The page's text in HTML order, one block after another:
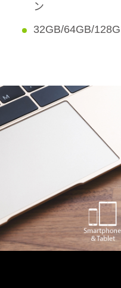
ン
32GB/64GB/